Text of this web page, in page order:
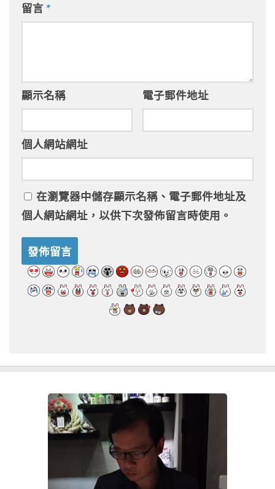
留言 *
顯示名稱 電子郵件地址
個人網站網址
在瀏覽器中儲存顯示名稱、電子郵件地址及
個人網站網址，以供下次發佈留言時使用。